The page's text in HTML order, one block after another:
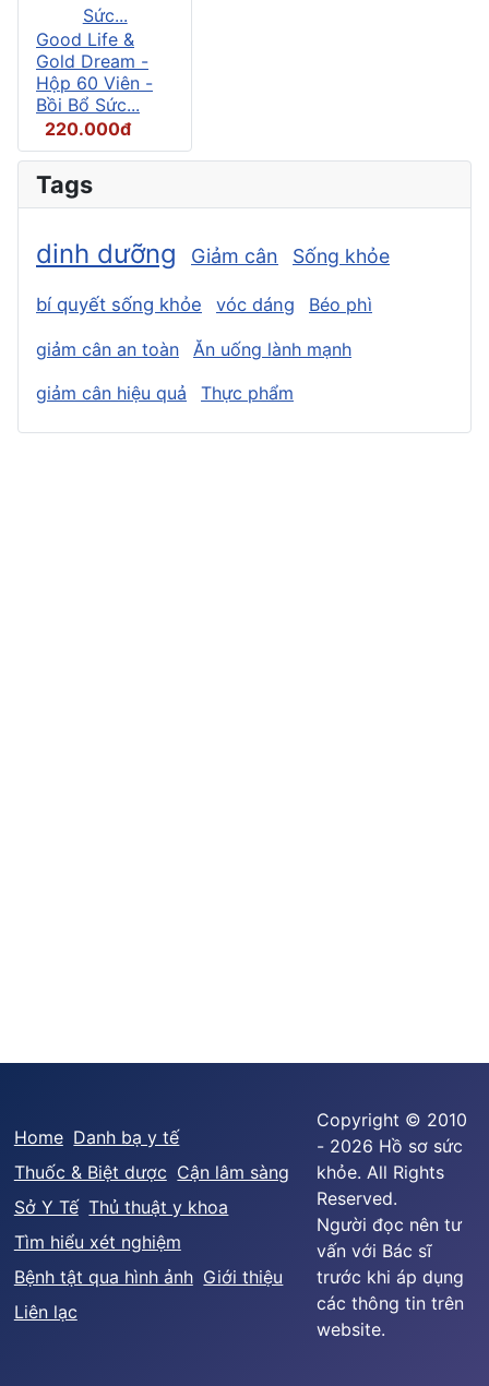
Good Life &
Gold Dream -
Hộp 60 Viên -
Bồi Bổ Sức...
220.000đ
Tags
dinh dưỡng Giảm cân Sống khỏe
bí quyết sống khỏe vóc dáng Béo phì
giảm cân an toàn
Ăn uống lành mạnh
giảm cân hiệu quả
Thực phẩm
Home Danh bạ y tế
Thuốc & Biệt dược Cận lâm sàng
Sở Y Tế Thủ thuật y khoa
Tìm hiểu xét nghiệm
Bệnh tật qua hình ảnh Giới thiệu
Liên lạc
Copyright © 2010
- 2026 Hồ sơ sức
khỏe. All Rights
Reserved.
Người đọc nên tư
vấn với Bác sĩ
trước khi áp dụng
các thông tin trên
website.